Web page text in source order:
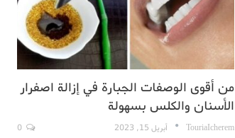
من أقوى الوصفات الجبارة في إزالة اصفرار
الأسنان والكلس بسهولة
TouriaIcherem أبريل 15, 2023